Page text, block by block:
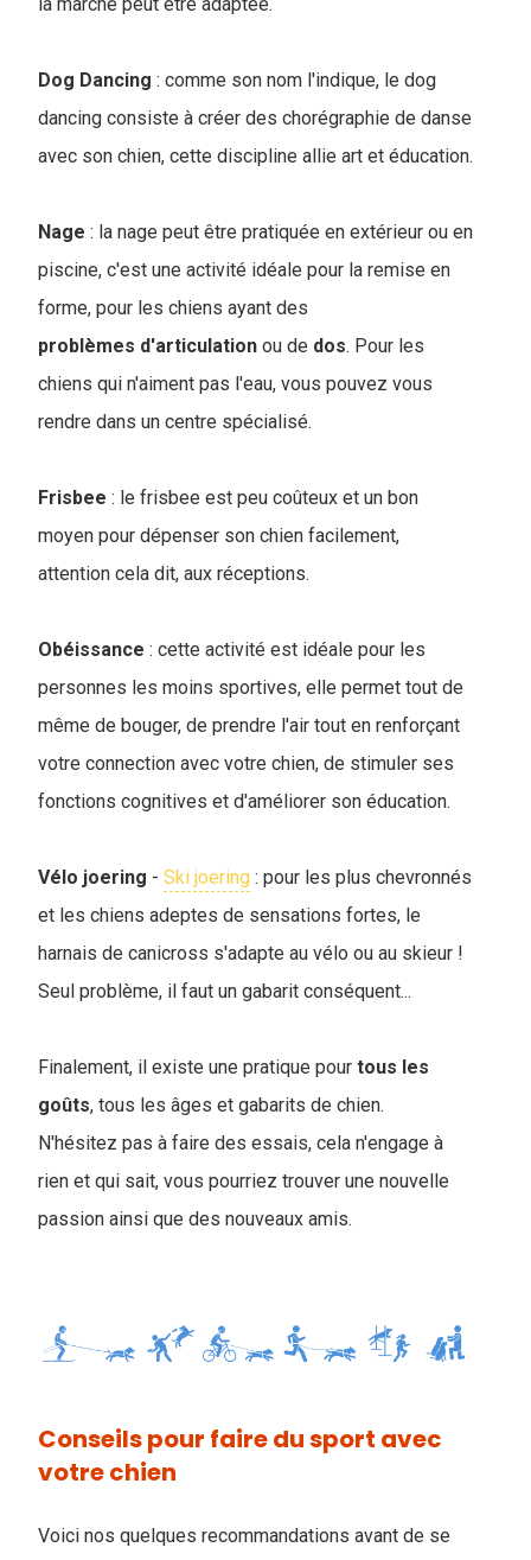
Dog Dancing : comme son nom l'indique, le dog
dancing consiste à créer des chorégraphie de danse
avec son chien, cette discipline allie art et éducation.
Nage : la nage peut être pratiquée en extérieur ou en
piscine, c'est une activité idéale pour la remise en
forme, pour les chiens ayant des
problèmes d'articulation ou de dos. Pour les
chiens qui n'aiment pas l'eau, vous pouvez vous
rendre dans un centre spécialisé.
Frisbee : le frisbee est peu coûteux et un bon
moyen pour dépenser son chien facilement,
attention cela dit, aux réceptions.
Obéissance : cette activité est idéale pour les
personnes les moins sportives, elle permet tout de
même de bouger, de prendre l'air tout en renforçant
votre connection avec votre chien, de stimuler ses
fonctions cognitives et d'améliorer son éducation.
Vélo joering - Ski joering : pour les plus chevronnés
et les chiens adeptes de sensations fortes, le
harnais de canicross s'adapte au vélo ou au skieur !
Seul problème, il faut un gabarit conséquent...
Finalement, il existe une pratique pour tous les
goûts, tous les âges et gabarits de chien.
N'hésitez pas à faire des essais, cela n'engage à
rien et qui sait, vous pourriez trouver une nouvelle
passion ainsi que des nouveaux amis.
Conseils pour faire du sport avec
votre chien
Voici nos quelques recommandations avant de se